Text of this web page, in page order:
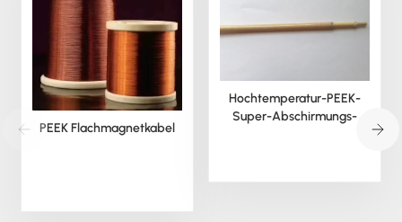
PEEK Flachmagnetkabel
Hochtemperatur-PEEK-
Super-Abschirmungs-